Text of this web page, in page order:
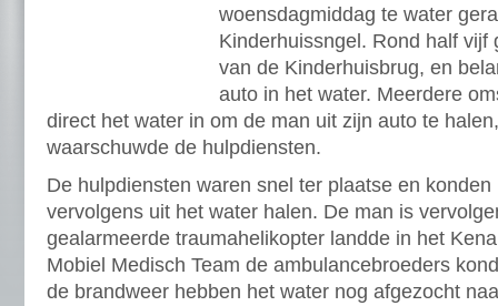
woensdagmiddag te water
Kinderhuissngel. Rond half vijf
van de Kinderhuisbrug, en
auto in het water. Meerdere
direct het water in om de man uit zijn auto te
waarschuwde de hulpdiensten.
De hulpdiensten waren snel ter plaatse en
vervolgens uit het water halen. De man is
gealarmeerde traumahelikopter landde in het
Mobiel Medisch Team de ambulancebroeders
de brandweer hebben het water nog afgezocht